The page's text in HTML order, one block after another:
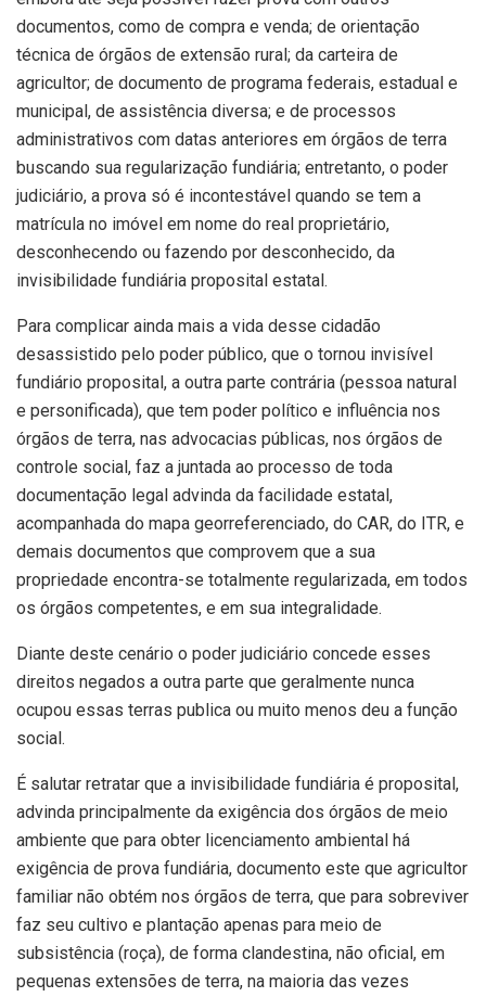
documentos, como de compra e venda; de orientação
técnica de órgãos de extensão rural; da carteira de
agricultor; de documento de programa federais, estadual e
municipal, de assistência diversa; e de processos
administrativos com datas anteriores em órgãos de terra
buscando sua regularização fundiária; entretanto, o poder
judiciário, a prova só é incontestável quando se tem a
matrícula no imóvel em nome do real proprietário,
desconhecendo ou fazendo por desconhecido, da
invisibilidade fundiária proposital estatal.
Para complicar ainda mais a vida desse cidadão
desassistido pelo poder público, que o tornou invisível
fundiário proposital, a outra parte contrária (pessoa natural
e personificada), que tem poder político e influência nos
órgãos de terra, nas advocacias públicas, nos órgãos de
controle social, faz a juntada ao processo de toda
documentação legal advinda da facilidade estatal,
acompanhada do mapa georreferenciado, do CAR, do ITR, e
demais documentos que comprovem que a sua
propriedade encontra-se totalmente regularizada, em todos
os órgãos competentes, e em sua integralidade.
Diante deste cenário o poder judiciário concede esses
direitos negados a outra parte que geralmente nunca
ocupou essas terras publica ou muito menos deu a função
social.
É salutar retratar que a invisibilidade fundiária é proposital,
advinda principalmente da exigência dos órgãos de meio
ambiente que para obter licenciamento ambiental há
exigência de prova fundiária, documento este que agricultor
familiar não obtém nos órgãos de terra, que para sobreviver
faz seu cultivo e plantação apenas para meio de
subsistência (roça), de forma clandestina, não oficial, em
pequenas extensões de terra, na maioria das vezes